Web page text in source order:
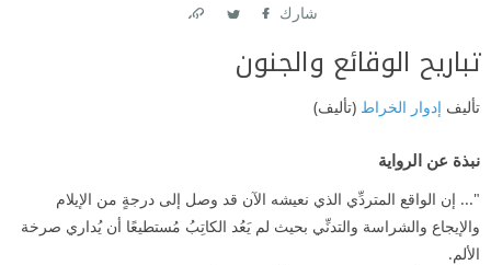
شارك
تباريح الوقائع والجنون
تأليف إدوار الخراط (تأليف)
نبذة عن الرواية
"... إن الواقع المتردِّي الذي نعيشه الآن قد وصل إلى درجةٍ من الإيلام
والإيجاع والشراسة والتدنِّي بحيث لم يَعُد الكاتِبُ مُستطيعًا أن يُداري صرخة
الألم.